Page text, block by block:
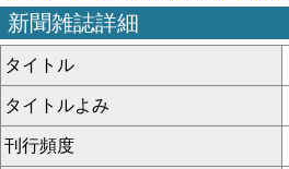
新聞雑誌詳細
タイトル
タイトルよみ
刊行頻度